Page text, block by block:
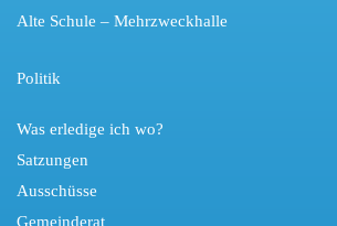
Alte Schule – Mehrzweckhalle
Politik
Was erledige ich wo?
Satzungen
Ausschüsse
Gemeinderat